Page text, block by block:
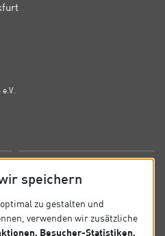
Kontakt
speichern
zu gestalten und
verwenden wir zusätzliche
Besucher-Statistiken,